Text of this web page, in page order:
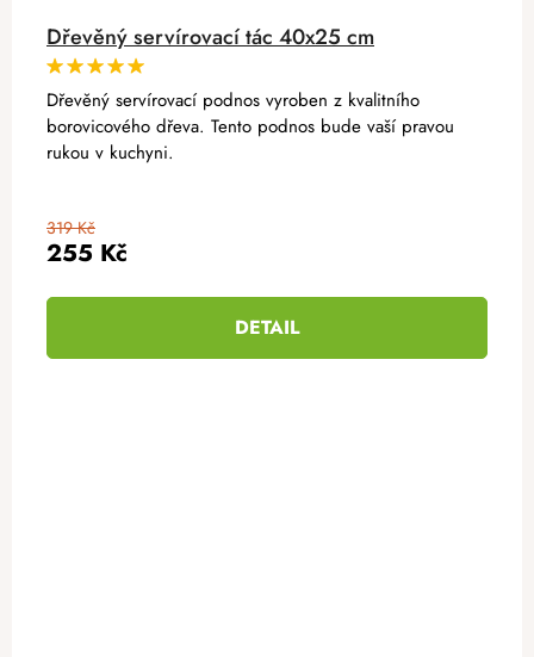
Dřevěný servírovací tác 40x25 cm
255 Kč
319 Kč
DETAIL
Dřevěný servírovací podnos vyroben z kvalitního
borovicového dřeva. Tento podnos bude vaší pravou
rukou v kuchyni.